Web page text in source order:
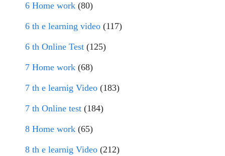
6 Home work (80)
6 th e learning video (117)
6 th Online Test (125)
7 Home work (68)
7 th e learnig Video (183)
7 th Online test (184)
8 Home work (65)
8 th e learnig Video (212)